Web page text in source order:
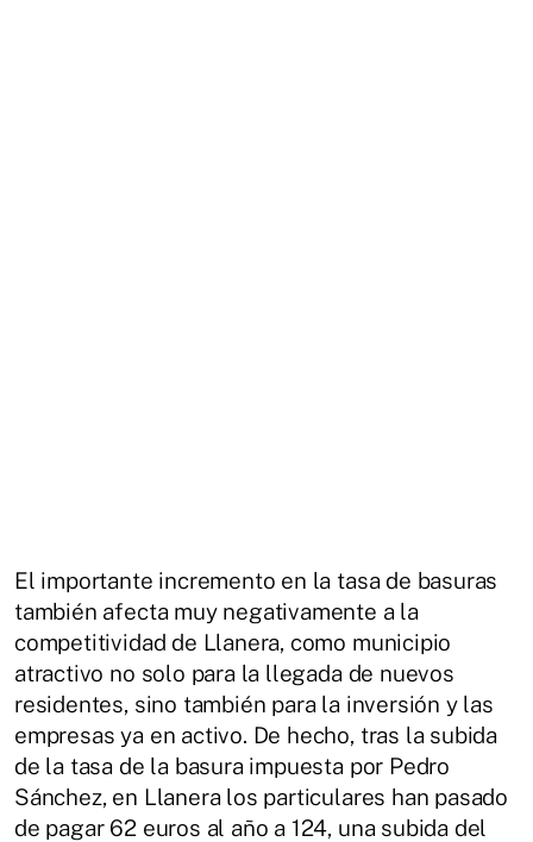
El importante incremento en la tasa de basuras
también afecta muy negativamente a la
competitividad de Llanera, como municipio
atractivo no solo para la llegada de nuevos
residentes, sino también para la inversión y las
empresas ya en activo. De hecho, tras la subida
de la tasa de la basura impuesta por Pedro
Sánchez, en Llanera los particulares han pasado
de pagar 62 euros al año a 124, una subida del